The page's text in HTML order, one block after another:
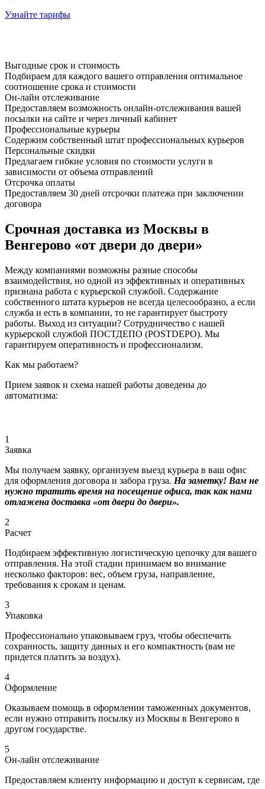
Узнайте тарифы
Выгодные срок и стоимость
Подбираем для каждого вашего отправления оптимальное
соотношение срока и стоимости
Он-лайн отслеживание
Предоставляем возможность онлайн-отслеживания вашей
посылки на сайте и через личный кабинет
Профессиональные курьеры
Содержим собственный штат профессиональных курьеров
Персональные скидки
Предлагаем гибкие условия по стоимости услуги в
зависимости от объема отправлений
Отсрочка оплаты
Предоставляем 30 дней отсрочки платежа при заключении
договора
Срочная доставка из Москвы в
Венгерово «от двери до двери»
Между компаниями возможны разные способы
взаимодействия, но одной из эффективных и оперативных
признана работа с курьерской службой. Содержание
собственного штата курьеров не всегда целесообразно, а если
служба и есть в компании, то не гарантирует быстроту
работы. Выход из ситуации? Сотрудничество с нашей
курьерской службой ПОСТДЕПО (POSTDEPO). Мы
гарантируем оперативность и профессионализм.
Как мы работаем?
Прием заявок и схема нашей работы доведены до
автоматизма:
1
Заявка
Мы получаем заявку, организуем выезд курьера в ваш офис
для оформления договора и забора груза. На заметку! Вам не
нужно тратить время на посещение офиса, так как нами
отлажена доставка «от двери до двери».
2
Расчет
Подбираем эффективную логистическую цепочку для вашего
отправления. На этой стадии принимаем во внимание
несколько факторов: вес, объем груза, направление,
требования к срокам и ценам.
3
Упаковка
Профессионально упаковываем груз, чтобы обеспечить
сохранность, защиту данных и его компактность (вам не
придется платить за воздух).
4
Оформление
Оказываем помощь в оформлении таможенных документов,
если нужно отправить посылку из Москвы в Венгерово в
другом государстве.
5
Он-лайн отслеживание
Предоставляем клиенту информацию и доступ к сервисам, где